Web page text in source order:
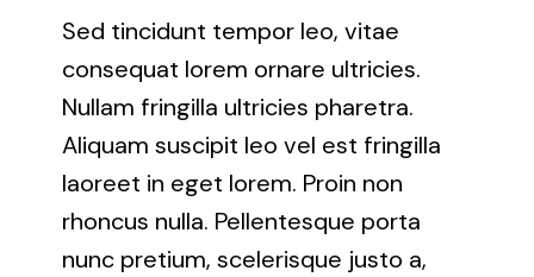
Sed tincidunt tempor leo, vitae
consequat lorem ornare ultricies.
Nullam fringilla ultricies pharetra.
Aliquam suscipit leo vel est fringilla
laoreet in eget lorem. Proin non
rhoncus nulla. Pellentesque porta
nunc pretium, scelerisque justo a,